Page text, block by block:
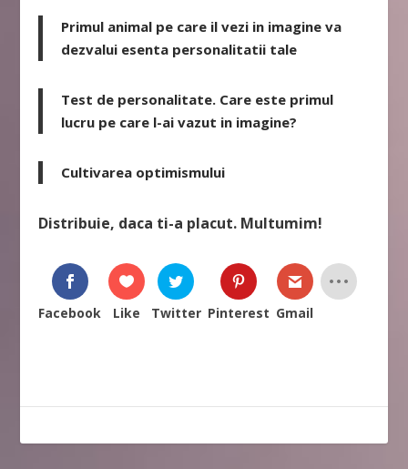
Primul animal pe care il vezi in imagine va
dezvalui esenta personalitatii tale
Test de personalitate. Care este primul
lucru pe care l-ai vazut in imagine?
Cultivarea optimismului
Distribuie, daca ti-a placut. Multumim!
Facebook Like Twitter Pinterest Gmail